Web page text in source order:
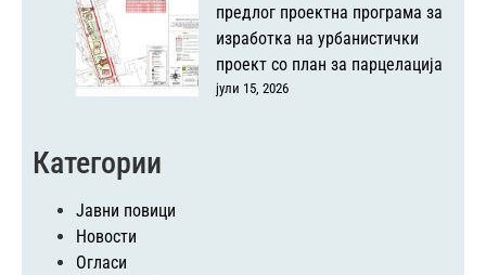
предлог проектна програма за
изработка на урбанистички
проект со план за парцелација
јули 15, 2026
Категории
Јавни повици
Новости
Огласи